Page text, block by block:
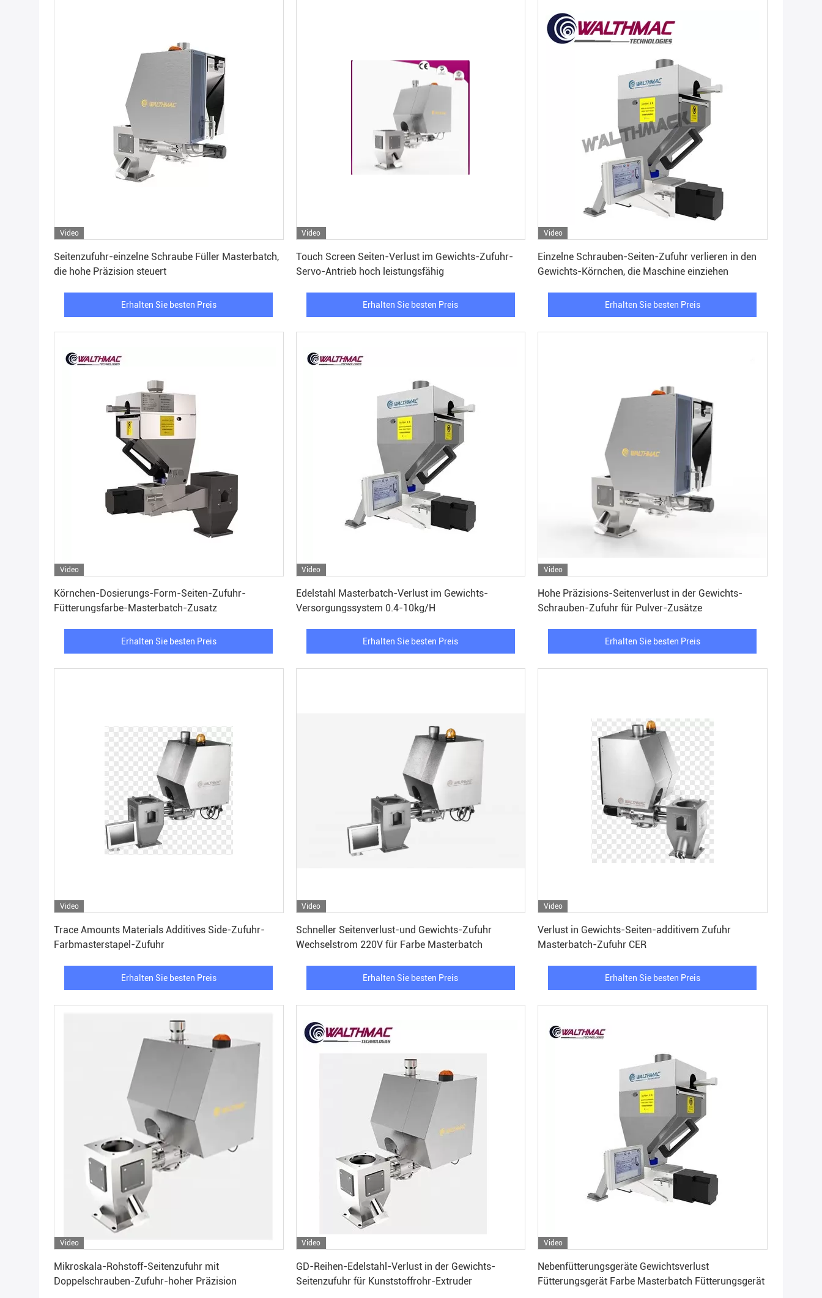
Video
Seitenzufuhr-einzelne Schraube Füller Masterbatch,
die hohe Präzision steuert
Erhalten Sie besten Preis
Video
Touch Screen Seiten-Verlust im Gewichts-Zufuhr-
Servo-Antrieb hoch leistungsfähig
Erhalten Sie besten Preis
Video
Einzelne Schrauben-Seiten-Zufuhr verlieren in den
Gewichts-Körnchen, die Maschine einziehen
Erhalten Sie besten Preis
Video
Körnchen-Dosierungs-Form-Seiten-Zufuhr-
Fütterungsfarbe-Masterbatch-Zusatz
Erhalten Sie besten Preis
Video
Edelstahl Masterbatch-Verlust im Gewichts-
Versorgungssystem 0.4-10kg/H
Erhalten Sie besten Preis
Video
Hohe Präzisions-Seitenverlust in der Gewichts-
Schrauben-Zufuhr für Pulver-Zusätze
Erhalten Sie besten Preis
Video
Trace Amounts Materials Additives Side-Zufuhr-
Farbmasterstapel-Zufuhr
Erhalten Sie besten Preis
Video
Schneller Seitenverlust-und Gewichts-Zufuhr
Wechselstrom 220V für Farbe Masterbatch
Erhalten Sie besten Preis
Video
Verlust in Gewichts-Seiten-additivem Zufuhr
Masterbatch-Zufuhr CER
Erhalten Sie besten Preis
Video
Mikroskala-Rohstoff-Seitenzufuhr mit
Doppelschrauben-Zufuhr-hoher Präzision
Video
GD-Reihen-Edelstahl-Verlust in der Gewichts-
Seitenzufuhr für Kunststoffrohr-Extruder
Video
Nebenfütterungsgeräte Gewichtsverlust
Fütterungsgerät Farbe Masterbatch Fütterungsgerät